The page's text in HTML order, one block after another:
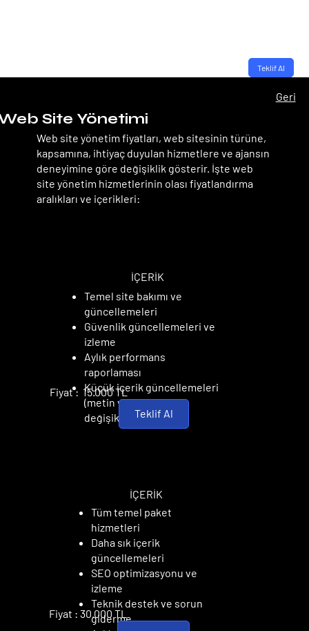
Teklif Al
Site Yönetimi
Web site yönetim fiyatları, web sitesinin türüne,
kapsamına, ihtiyaç duyulan hizmetlere ve ajansın
deneyimine göre değişiklik gösterir. İşte web
site yönetim hizmetlerinin olası fiyatlandırma
aralıkları ve içerikleri:
Geri
Temel site bakımı ve
güncellemeleri
Güvenlik güncellemeleri ve
izleme
Aylık performans
raporlaması
Küçük içerik güncellemeleri
(metin ve görsel
değişiklikleri)
İÇERİK
Fiyat : 15.000 TL
Teklif Al
Tüm temel paket
hizmetleri
Daha sık içerik
güncellemeleri
SEO optimizasyonu ve
izleme
Teknik destek ve sorun
giderme
İÇERİK
Fiyat : 30.000 TL